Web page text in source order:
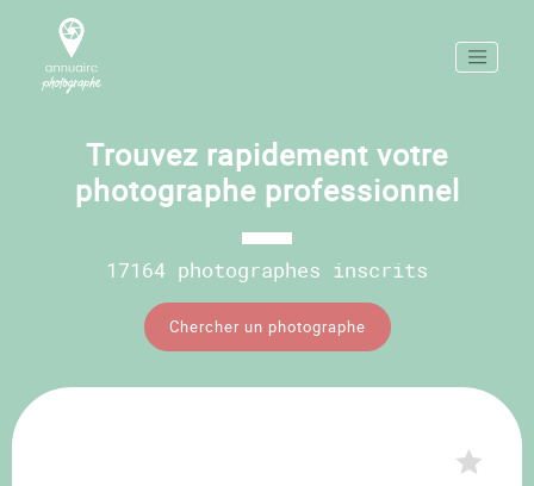
Trouvez rapidement votre
photographe professionnel
17164 photographes inscrits
Chercher un photographe